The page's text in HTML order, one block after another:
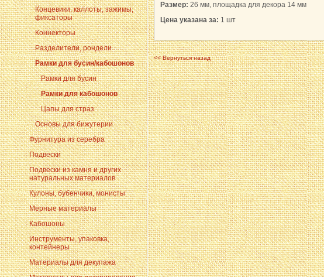
Концевики, каллоты, зажимы,
фиксаторы
Коннекторы
Разделители, рондели
Рамки для бусин/кабошонов
Рамки для бусин
Рамки для кабошонов
Цапы для страз
Основы для бижутерии
Фурнитура из серебра
Подвески
Подвески из камня и других
натуральных материалов
Кулоны, бубенчики, монисты
Мерные материалы
Кабошоны
Инструменты, упаковка,
контейнеры
Материалы для декупажа
Размер: 26 мм, площадка для декора 14 мм
Цена указана за: 1 шт
<< Вернуться назад